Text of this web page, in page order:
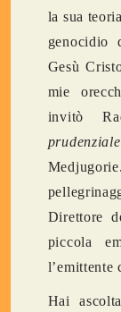
la sua
Gesù
mie
invitò
prudenziale
Direttore
piccola
l’emittente
Hai